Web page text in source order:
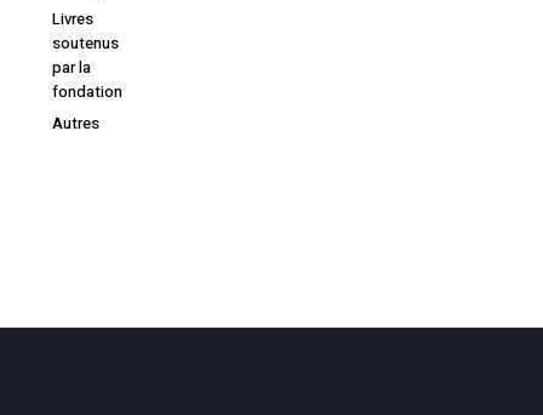
Livres
soutenus
par la
fondation
Autres